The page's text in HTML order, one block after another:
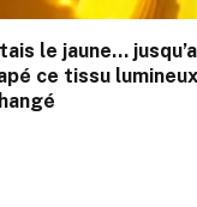
le jaune…
ce tissu